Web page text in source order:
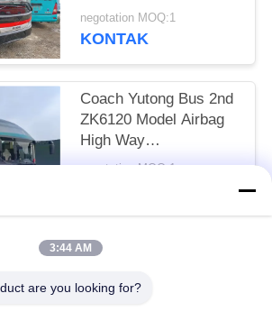
2016 Tahun Layout
Diesel LHD
negotation MOQ:1
KONTAK
Coach Yutong Bus 2nd
ZK6120 Model Airbag
High Way
Pengangkutan
negotation MOQ:1
3:44 AM
are you looking for?